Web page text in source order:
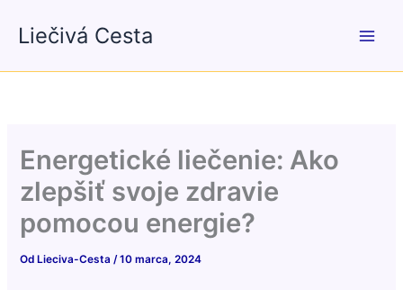
Liečivá Cesta
Energetické liečenie: Ako
zlepšiť svoje zdravie
pomocou energie?
Od Lieciva-Cesta/10 marca, 2024